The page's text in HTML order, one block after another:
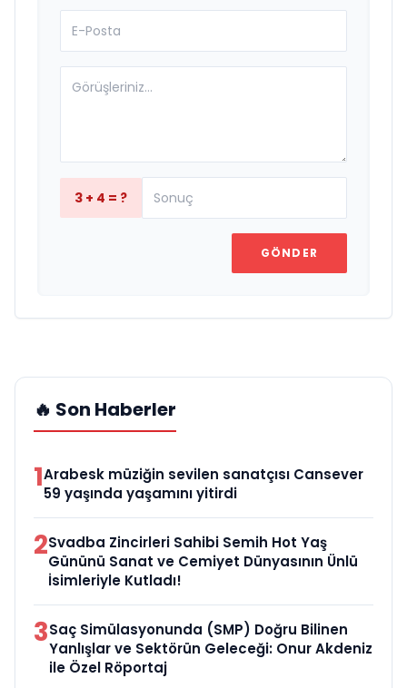
3 + 4 = ?
GÖNDER
🔥 Son Haberler
1Arabesk müziğin sevilen sanatçısı Cansever
59 yaşında yaşamını yitirdi
2Svadba Zincirleri Sahibi Semih Hot Yaş
Gününü Sanat ve Cemiyet Dünyasının Ünlü
İsimleriyle Kutladı!
3Saç Simülasyonunda (SMP) Doğru Bilinen
Yanlışlar ve Sektörün Geleceği: Onur Akdeniz
ile Özel Röportaj